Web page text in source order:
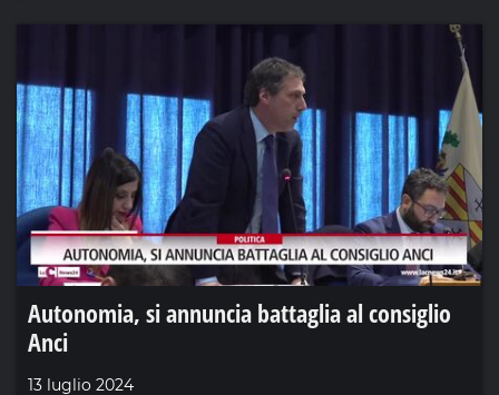
Autonomia, si annuncia battaglia al consiglio
Anci
13 luglio 2024